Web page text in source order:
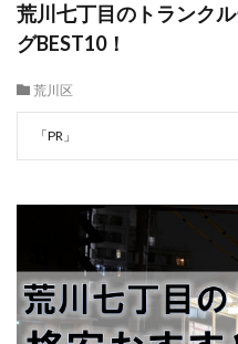
荒川七丁目のトランク
グBEST10！
荒川区
「PR」